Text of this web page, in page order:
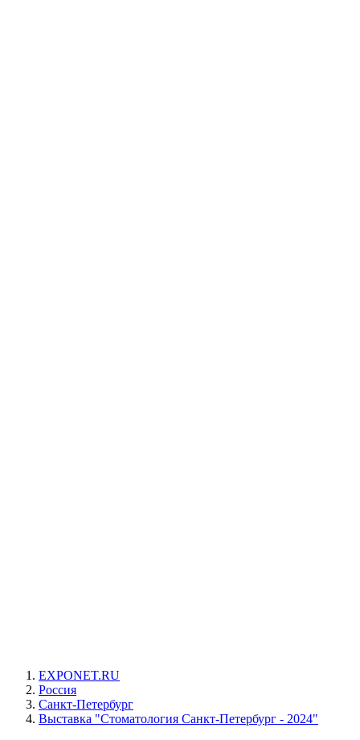
EXPONET.RU
Россия
Санкт-Петербург
Выставка "Стоматология Санкт-Петербург - 2024"